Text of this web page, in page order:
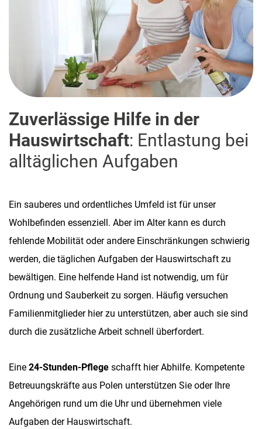
Zuverlässige Hilfe in der
Hauswirtschaft: Entlastung bei
alltäglichen Aufgaben
Ein sauberes und ordentliches Umfeld ist für unser
Wohlbefinden essenziell. Aber im Alter kann es durch
fehlende Mobilität oder andere Einschränkungen schwierig
werden, die täglichen Aufgaben der Hauswirtschaft zu
bewältigen. Eine helfende Hand ist notwendig, um für
Ordnung und Sauberkeit zu sorgen. Häufig versuchen
Familienmitglieder hier zu unterstützen, aber auch sie sind
durch die zusätzliche Arbeit schnell überfordert.
Eine 24-Stunden-Pflege schafft hier Abhilfe. Kompetente
Betreuungskräfte aus Polen unterstützen Sie oder Ihre
Angehörigen rund um die Uhr und übernehmen viele
Aufgaben der Hauswirtschaft.